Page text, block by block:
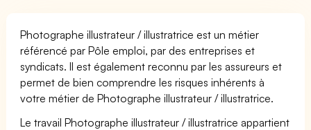
Photographe illustrateur / illustratrice est un métier
référencé par Pôle emploi, par des entreprises et
syndicats. Il est également reconnu par les assureurs et
permet de bien comprendre les risques inhérents à
votre métier de Photographe illustrateur / illustratrice.
Le travail Photographe illustrateur / illustratrice appartient